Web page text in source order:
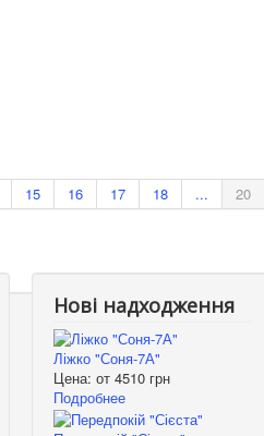
15 16 17 18 ... 20
Нові надходження
Ліжко "Соня-7А"
Цена: от4510 грн
Подробнее